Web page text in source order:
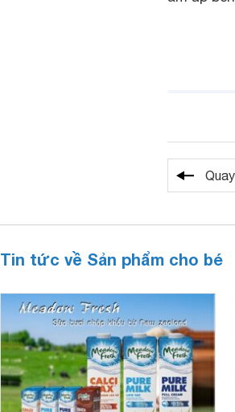
Tin tức về Sản phẩm cho bé